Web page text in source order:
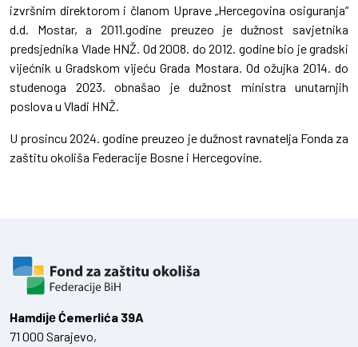
izvršnim direktorom i članom Uprave „Hercegovina osiguranja“
d.d. Mostar, a 2011.godine preuzeo je dužnost savjetnika
predsjednika Vlade HNŽ. Od 2008. do 2012. godine bio je gradski
vijećnik u Gradskom vijeću Grada Mostara. Od ožujka 2014. do
studenoga 2023. obnašao je dužnost ministra unutarnjih
poslova u Vladi HNŽ.
U prosincu 2024. godine preuzeo je dužnost ravnatelja Fonda za
zaštitu okoliša Federacije Bosne i Hercegovine.
Hamdiје Ćemerlića 39A
71 000 Sarajevo,